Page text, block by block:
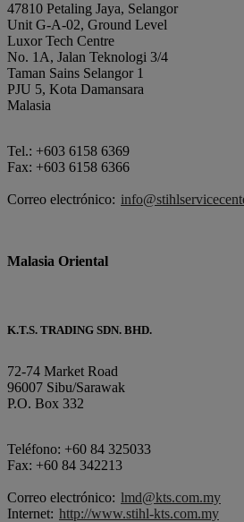
47810 Petaling Jaya, Selangor
Unit G-A-02, Ground Level
Luxor Tech Centre
No. 1A, Jalan Teknologi 3/4
Taman Sains Selangor 1
PJU 5, Kota Damansara
Malasia
Tel.: +603 6158 6369
Fax: +603 6158 6366
Correo electrónico:
Malasia Oriental
K.T.S. TRADING SDN. BHD.
72-74 Market Road
96007 Sibu/Sarawak
P.O. Box 332
Teléfono: +60 84 325033
Fax: +60 84 342213
Correo electrónico: lmd@kts.com.my
Internet: http://www.stihl-kts.com.my